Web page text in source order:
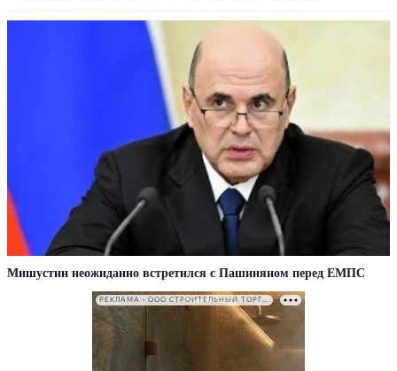
Мишустин неожиданно встретился с Пашиняном перед ЕМПС
РЕКЛАМА • ООО СТРОИТЕЛЬНЫЙ ТОРГОВЫЙ ДОМ «ПЕТРОВИЧ». ИНН: 7802348846